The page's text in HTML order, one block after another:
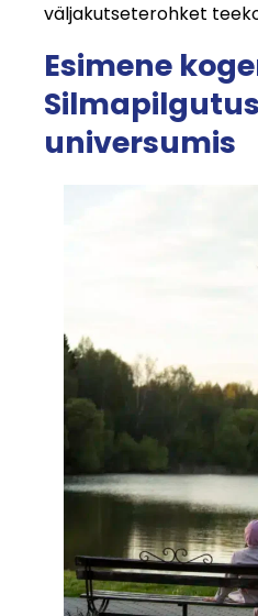
väljakutseterohket
Esimene
Silmapilgutus
universumis